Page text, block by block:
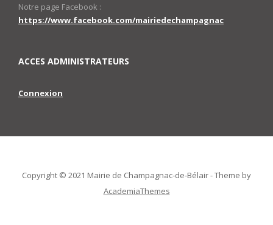
Notre page Facebook :
https://www.facebook.com/mairiedechampagnac
ACCES ADMINISTRATEURS
Connexion
Copyright © 2021 Mairie de Champagnac-de-Bélair -Theme by
AcademiaThemes